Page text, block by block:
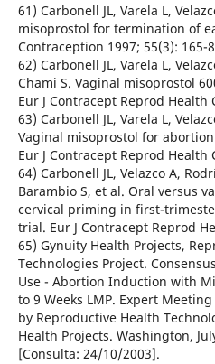
61) Carbonell JL, Varela L,
misoprostol for termination of
Contraception 1997; 55(3): 165-
62) Carbonell JL, Varela L,
Chami S. Vaginal misoprostol
Eur J Contracept Reprod Health
63) Carbonell JL, Varela L,
Vaginal misoprostol for
Eur J Contracept Reprod Health
64) Carbonell JL, Velazco A,
Barambio S, et al. Oral versus
cervical priming in first-
trial. Eur J Contracept Reprod
65) Gynuity Health Projects,
Technologies Project.
Use - Abortion Induction with
to 9 Weeks LMP. Expert
by Reproductive Health
Health Projects. Washington,
[Consulta: 24/10/2003].